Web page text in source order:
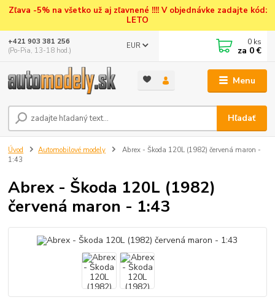
Zľava -5% na všetko už aj zľavnené !!!! V objednávke zadajte kód:
LETO
Menu
EUR
Hľadať
+421 903 381 256
(Po-Pia, 13-18 hod.)
0 ks
za 0 €
Úvod Automobilové modely
Abrex - Škoda 120L (1982) červená maron -
1:43
Abrex - Škoda 120L (1982)
červená maron - 1:43